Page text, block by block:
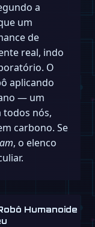
a
um
de
real, indo
O
aplicando
— um
todos nós,
carbono. Se
, o elenco
Humanoide